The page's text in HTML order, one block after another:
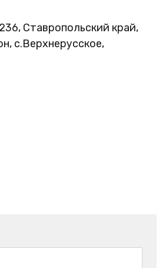
Ставропольский край,
с.Верхнерусское,